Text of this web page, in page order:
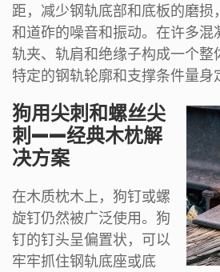
距，减少钢轨底部和底板的磨
和道砟的噪音和振动。在许多混
轨夹、轨肩和绝缘子构成一个
特定的钢轨轮廓和支撑条件量身
狗用尖刺和螺丝尖
刺——经典木枕解
决方案
在木质枕木上，狗钉或螺
旋钉仍然被广泛使用。狗
钉的钉头呈偏置状，可以
牢牢抓住钢轨底座或底